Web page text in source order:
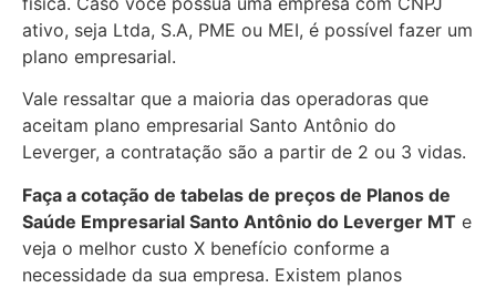
ativo, seja Ltda, S.A, PME ou MEI, é possível fazer um
plano empresarial.
Vale ressaltar que a maioria das operadoras que
aceitam plano empresarial Santo Antônio do
Leverger, a contratação são a partir de 2 ou 3 vidas.
Faça a cotação de tabelas de preços de Planos de
Saúde Empresarial Santo Antônio do Leverger MT e
veja o melhor custo X benefício conforme a
necessidade da sua empresa. Existem planos